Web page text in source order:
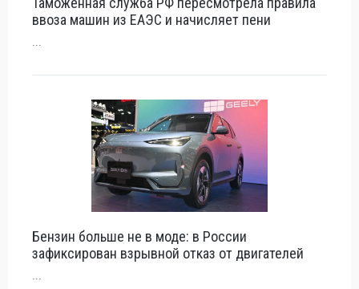
ввоза машин из ЕАЭС и начисляет пени
...
Бензин больше не в моде: в России
зафиксирован взрывной отказ от двигателей
...